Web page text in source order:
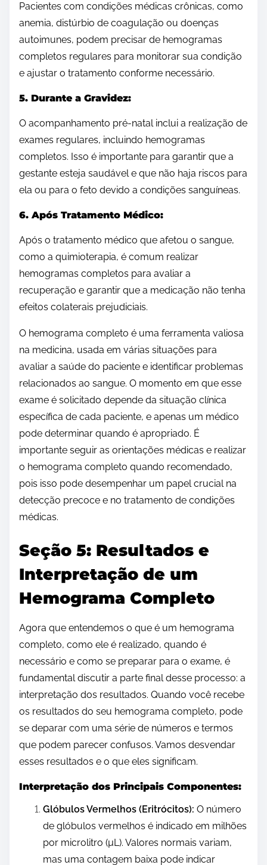
Pacientes com condições médicas crônicas, como
anemia, distúrbio de coagulação ou doenças
autoimunes, podem precisar de hemogramas
completos regulares para monitorar sua condição
e ajustar o tratamento conforme necessário.
5. Durante a Gravidez:
O acompanhamento pré-natal inclui a realização de
exames regulares, incluindo hemogramas
completos. Isso é importante para garantir que a
gestante esteja saudável e que não haja riscos para
ela ou para o feto devido a condições sanguíneas.
6. Após Tratamento Médico:
Após o tratamento médico que afetou o sangue,
como a quimioterapia, é comum realizar
hemogramas completos para avaliar a
recuperação e garantir que a medicação não tenha
efeitos colaterais prejudiciais.
O hemograma completo é uma ferramenta valiosa
na medicina, usada em várias situações para
avaliar a saúde do paciente e identificar problemas
relacionados ao sangue. O momento em que esse
exame é solicitado depende da situação clínica
específica de cada paciente, e apenas um médico
pode determinar quando é apropriado. É
importante seguir as orientações médicas e realizar
o hemograma completo quando recomendado,
pois isso pode desempenhar um papel crucial na
detecção precoce e no tratamento de condições
médicas.
Seção 5: Resultados e
Interpretação de um
Hemograma Completo
Agora que entendemos o que é um hemograma
completo, como ele é realizado, quando é
necessário e como se preparar para o exame, é
fundamental discutir a parte final desse processo: a
interpretação dos resultados. Quando você recebe
os resultados do seu hemograma completo, pode
se deparar com uma série de números e termos
que podem parecer confusos. Vamos desvendar
esses resultados e o que eles significam.
Interpretação dos Principais Componentes:
Glóbulos Vermelhos (Eritrócitos): O número
de glóbulos vermelhos é indicado em milhões
por microlitro (µL). Valores normais variam,
mas uma contagem baixa pode indicar